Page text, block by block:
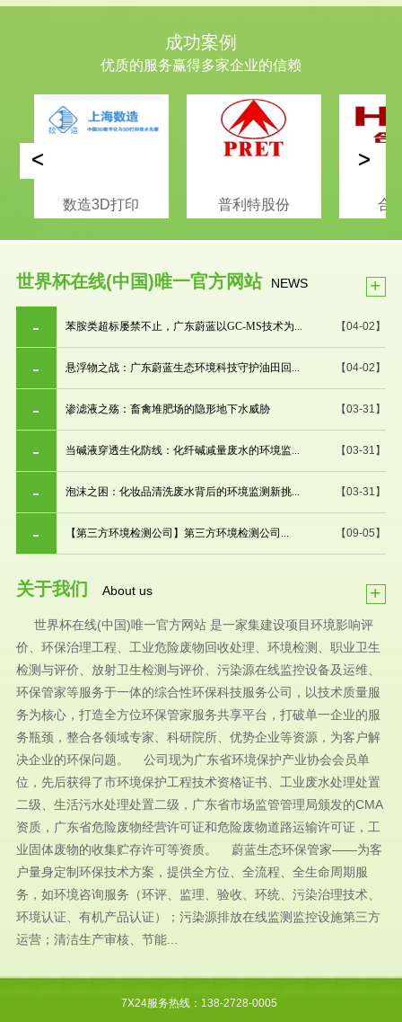
成功案例
优质的服务赢得多家企业的信赖
数造3D打印 普利特股份 合
< >
世界杯在线(中国)唯一官方网站 NEWS +
【04-02】
苯胺类超标屡禁不止，广东蔚蓝以GC-MS技术为...
【04-02】
悬浮物之战：广东蔚蓝生态环境科技守护油田回...
【03-31】
渗滤液之殇：畜禽堆肥场的隐形地下水威胁
【03-31】
当碱液穿透生化防线：化纤碱减量废水的环境监...
【03-31】
泡沫之困：化妆品清洗废水背后的环境监测新挑...
【09-05】
【第三方环境检测公司】第三方环境检测公司...
关于我们 About us +
世界杯在线(中国)唯一官方网站 是一家集建设项目环境影响评
价、环保治理工程、工业危险废物回收处理、环境检测、职业卫生
检测与评价、放射卫生检测与评价、污染源在线监控设备及运维、
环保管家等服务于一体的综合性环保科技服务公司，以技术质量服
务为核心，打造全方位环保管家服务共享平台，打破单一企业的服
务瓶颈，整合各领域专家、科研院所、优势企业等资源，为客户解
决企业的环保问题。 公司现为广东省环境保护产业协会会员单
位，先后获得了市环境保护工程技术资格证书、工业废水处理处置
二级、生活污水处理处置二级，广东省市场监管管理局颁发的CMA
资质，广东省危险废物经营许可证和危险废物道路运输许可证，工
业固体废物的收集贮存许可等资质。 蔚蓝生态环保管家——为客
户量身定制环保技术方案，提供全方位、全流程、全生命周期服
务，如环境咨询服务（环评、监理、验收、环统、污染治理技术、
环境认证、有机产品认证）；污染源排放在线监测监控设施第三方
运营；清洁生产审核、节能...
7X24服务热线：138-2728-0005